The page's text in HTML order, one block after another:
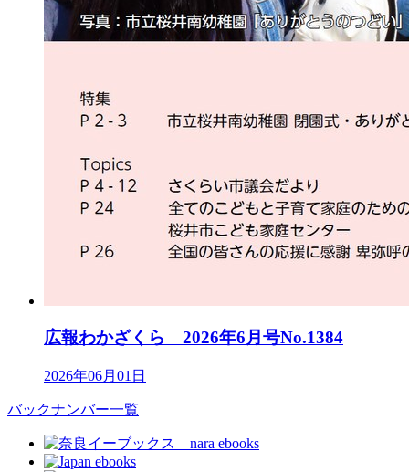
広報わかざくら 2026年6月号No.1384
2026年06月01日
バックナンバー一覧